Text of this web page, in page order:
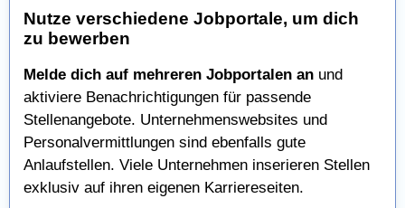
Nutze verschiedene Jobportale, um dich
zu bewerben
Melde dich auf mehreren Jobportalen an und
aktiviere Benachrichtigungen für passende
Stellenangebote. Unternehmenswebsites und
Personalvermittlungen sind ebenfalls gute
Anlaufstellen. Viele Unternehmen inserieren Stellen
exklusiv auf ihren eigenen Karriereseiten.